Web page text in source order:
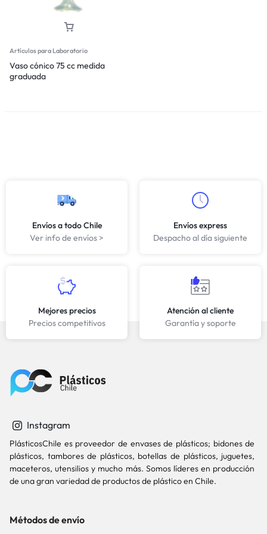
Artículos para Laboratorio
Vaso cónico 75 cc medida
graduada
Envíos a todo Chile
Ver info de envíos >
Envíos express
Despacho al día siguiente
Mejores precios
Precios competitivos
Atención al cliente
Garantía y soporte
Instagram
PlásticosChile es proveedor de envases de plásticos; bidones de
plásticos, tambores de plásticos, botellas de plásticos, juguetes,
maceteros, utensilios y mucho más. Somos líderes en producción
de una gran variedad de productos de plástico en Chile.
Métodos de envío